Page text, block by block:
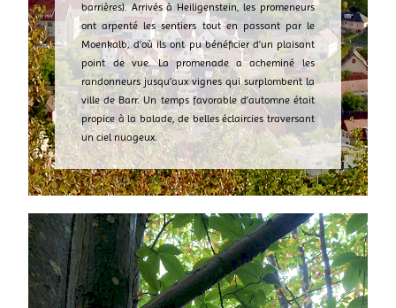
barrières). Arrivés à Heiligenstein, les promeneurs
ont arpenté les sentiers tout en passant par le
Moenkalb, d’où ils ont pu bénéficier d’un plaisant
point de vue. La promenade a acheminé les
randonneurs jusqu’aux vignes qui surplombent la
ville de Barr. Un temps favorable d’automne était
propice à la balade, de belles éclaircies traversant
un ciel nuageux.